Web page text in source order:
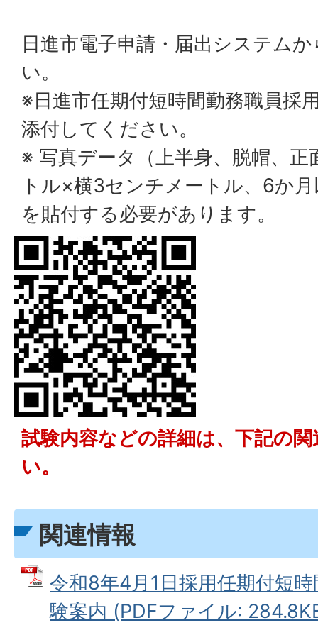
日進市電子申請・届出システム
い。
※日進市任期付短時間勤務職員採
添付してください。
※ 写真データ（上半身、脱帽、
トル×横3センチメートル、6か
を貼付する必要があります。
試験内容などの詳細は、下記の
い。
関連情報
令和8年4月1日採用任期付短
験案内 (PDFファイル: